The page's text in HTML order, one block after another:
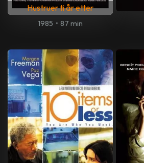
Hustruer ti år etter
1985 • 87 min